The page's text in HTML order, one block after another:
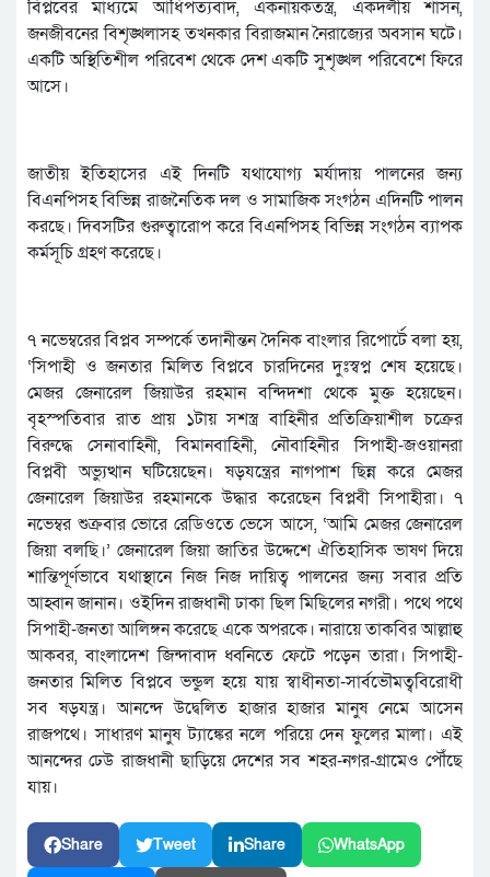
বিপ্লবের মাধ্যমে আধিপত্যবাদ, একনায়কতস্ত্র, একদলীয় শাসন,
জনজীবনের বিশৃঙ্খলাসহ তখনকার বিরাজমান নৈরাজ্যের অবসান ঘটে।
একটি অস্থিতিশীল পরিবেশ থেকে দেশ একটি সুশৃঙ্খল পরিবেশে ফিরে
আসে।
জাতীয় ইতিহাসের এই দিনটি যথাযোগ্য মর্যাদায় পালনের জন্য
বিএনপিসহ বিভিন্ন রাজনৈতিক দল ও সামাজিক সংগঠন এদিনটি পালন
করছে। দিবসটির গুরুত্বারোপ করে বিএনপিসহ বিভিন্ন সংগঠন ব্যাপক
কর্মসূচি গ্রহণ করেছে।
৭ নভেম্বরের বিপ্লব সম্পর্কে তদানীন্তন দৈনিক বাংলার রিপোর্টে বলা হয়,
‘সিপাহী ও জনতার মিলিত বিপ্লবে চারদিনের দুঃস্বপ্ন শেষ হয়েছে।
মেজর জেনারেল জিয়াউর রহমান বন্দিদশা থেকে মুক্ত হয়েছেন।
বৃহস্পতিবার রাত প্রায় ১টায় সশস্ত্র বাহিনীর প্রতিক্রিয়াশীল চক্রের
বিরুদ্ধে সেনাবাহিনী, বিমানবাহিনী, নৌবাহিনীর সিপাহী-জওয়ানরা
বিপ্লবী অভ্যুত্থান ঘটিয়েছেন। ষড়যন্ত্রের নাগপাশ ছিন্ন করে মেজর
জেনারেল জিয়াউর রহমানকে উদ্ধার করেছেন বিপ্লবী সিপাহীরা। ৭
নভেম্বর শুক্রবার ভোরে রেডিওতে ভেসে আসে, ‘আমি মেজর জেনারেল
জিয়া বলছি।’ জেনারেল জিয়া জাতির উদ্দেশে ঐতিহাসিক ভাষণ দিয়ে
শান্তিপূর্ণভাবে যথাস্থানে নিজ নিজ দায়িত্ব পালনের জন্য সবার প্রতি
আহ্বান জানান। ওইদিন রাজধানী ঢাকা ছিল মিছিলের নগরী। পথে পথে
সিপাহী-জনতা আলিঙ্গন করেছে একে অপরকে। নারায়ে তাকবির আল্লাহু
আকবর, বাংলাদেশ জিন্দাবাদ ধ্বনিতে ফেটে পড়েন তারা। সিপাহী-
জনতার মিলিত বিপ্লবে ভন্ডুল হয়ে যায় স্বাধীনতা-সার্বভৌমত্ববিরোধী
সব ষড়যন্ত্র। আনন্দে উদ্বেলিত হাজার হাজার মানুষ নেমে আসেন
রাজপথে। সাধারণ মানুষ ট্যাঙ্কের নলে পরিয়ে দেন ফুলের মালা। এই
আনন্দের ঢেউ রাজধানী ছাড়িয়ে দেশের সব শহর-নগর-গ্রামেও পৌঁছে
যায়।
Share Tweet Share WhatsApp